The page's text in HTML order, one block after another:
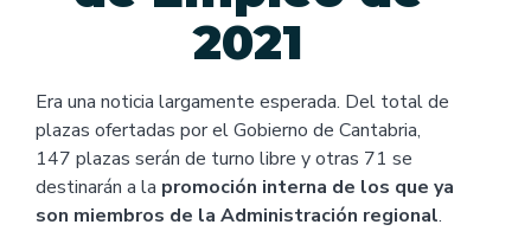
2021
Era una noticia largamente esperada. Del total de
plazas ofertadas por el Gobierno de Cantabria,
147 plazas serán de turno libre y otras 71 se
destinarán a la promoción interna de los que ya
son miembros de la Administración regional.